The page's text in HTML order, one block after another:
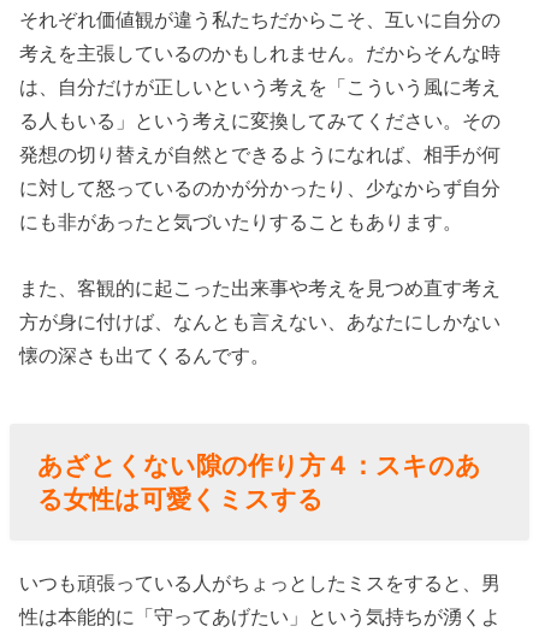
それぞれ価値観が違う私たちだからこそ、互いに自分の
考えを主張しているのかもしれません。だからそんな時
は、自分だけが正しいという考えを「こういう風に考え
る人もいる」という考えに変換してみてください。その
発想の切り替えが自然とできるようになれば、相手が何
に対して怒っているのかが分かったり、少なからず自分
にも非があったと気づいたりすることもあります。
また、客観的に起こった出来事や考えを見つめ直す考え
方が身に付けば、なんとも言えない、あなたにしかない
懐の深さも出てくるんです。
あざとくない隙の作り方４： スキのあ
る女性は可愛くミスする
いつも頑張っている人がちょっとしたミスをすると、男
性は本能的に「守ってあげたい」という気持ちが湧くよ